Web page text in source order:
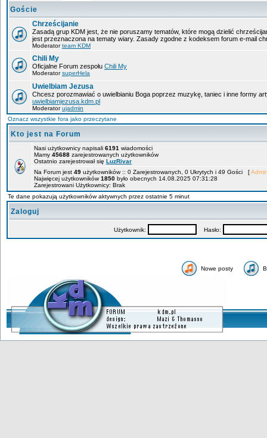
Goście
Chrześcijanie
Zasadą grup KDM jest, że nie poruszamy tematów, które mogą dzielić
jest przeznaczona na tematy wiary. Zasady zgodne z kodeksem forum e-mail
Moderatorteam KDM
Chili My
Oficjalne Forum zespołu Chili My
ModeratorsuperHela
Uwielbiam Jezusa
Chcesz porozmawiać o uwielbianiu Boga poprzez muzykę, taniec i inne formy
uwielbiamjezusa.kdm.pl
Moderatorujadmin
Oznacz wszystkie fora jako przeczytane
Kto jest na Forum
Nasi użytkownicy napisali 6191 wiadomości
Mamy 45688 zarejestrowanych użytkowników
Ostatnio zarejestrował się LuzRivar
Na Forum jest 49 użytkowników :: 0 Zarejestrowanych, 0 Ukrytych i 49 Gości [
Najwięcej użytkowników1850 było obecnych 14.08.2025 07:31:28
Zarejestrowani Użytkownicy: Brak
Te dane pokazują użytkowników aktywnych przez ostatnie 5 minut
Zaloguj
Użytkownik: Hasło:
Nowe posty